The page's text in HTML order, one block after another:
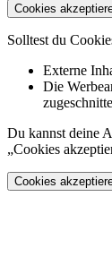
Cookies
Solltest du
Externe
Die
Du kannst deine
„Cookies
Cookies